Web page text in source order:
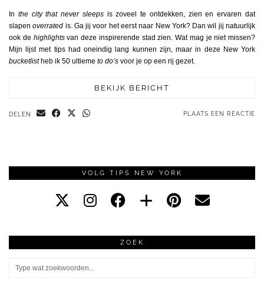
In the city that never sleepsis zoveel te ontdekken, zien en ervaren dat
slapenoverrated is. Ga jij voor het eerst naar New York? Dan wil jij natuurlijk
ook de highlightsvan deze inspirerende stad zien. Wat mag je niet missen?
Mijn lijst met tips had oneindig lang kunnen zijn, maar in deze New York
bucketlistheb ik 50 ultieme to do’s voor je op een rij gezet.
BEKIJK BERICHT
DELEN PLAATS EEN REACTIE
VOLG TIPS NEW YORK
ZOEK